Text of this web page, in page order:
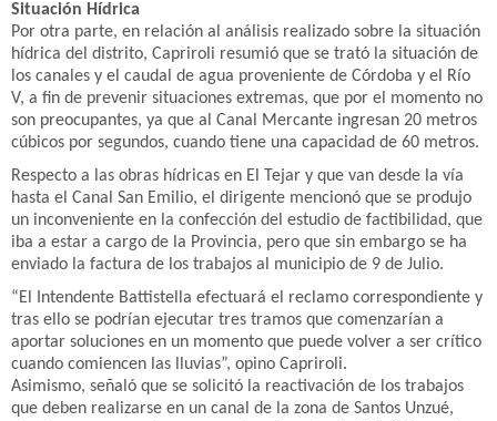
Situación Hídrica
Por otra parte, en relación al análisis realizado sobre la situación
hídrica del distrito, Capriroli resumió que se trató la situación de
los canales y el caudal de agua proveniente de Córdoba y el Río
V, a fin de prevenir situaciones extremas, que por el momento no
son preocupantes, ya que al Canal Mercante ingresan 20 metros
cúbicos por segundos, cuando tiene una capacidad de 60 metros.
Respecto a las obras hídricas en El Tejar y que van desde la vía
hasta el Canal San Emilio, el dirigente mencionó que se produjo
un inconveniente en la confección del estudio de factibilidad, que
iba a estar a cargo de la Provincia, pero que sin embargo se ha
enviado la factura de los trabajos al municipio de 9 de Julio.
“El Intendente Battistella efectuará el reclamo correspondiente y
tras ello se podrían ejecutar tres tramos que comenzarían a
aportar soluciones en un momento que puede volver a ser crítico
cuando comiencen las lluvias”, opino Capriroli.
Asimismo, señaló que se solicitó la reactivación de los trabajos
que deben realizarse en un canal de la zona de Santos Unzué,